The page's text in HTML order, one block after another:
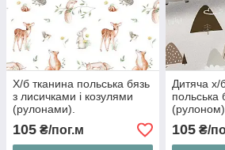
Х/б тканина польська бязь
з лисичками і козулями
(рулонами).
105 ₴/пог.м
Дитяча х/
польська
(рулоном)
105₴/